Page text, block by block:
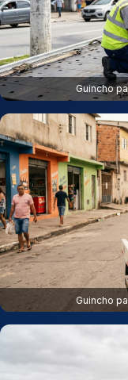
Guincho
Guincho